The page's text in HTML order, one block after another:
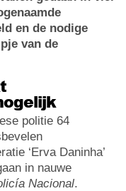
en de nodige
van de
politie 64
‘Erva Daninha’
in nauwe
Nacional.